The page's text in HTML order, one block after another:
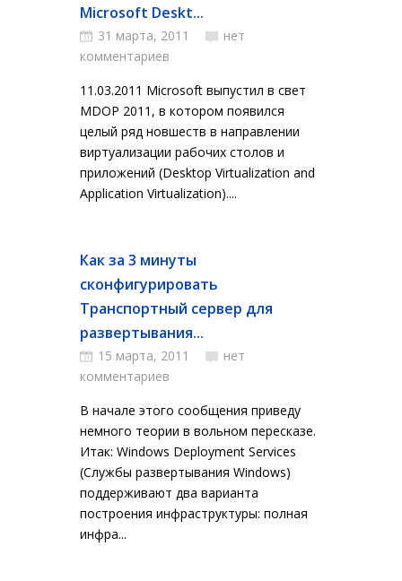
Microsoft Deskt...
31 марта, 2011
нет
комментариев
11.03.2011 Microsoft выпустил в свет
MDOP 2011, в котором появился
целый ряд новшеств в направлении
виртуализации рабочих столов и
приложений (Desktop Virtualization and
Application Virtualization)....
Как за 3 минуты
сконфигурировать
Транспортный сервер для
развертывания...
15 марта, 2011
нет
комментариев
В начале этого сообщения приведу
немного теории в вольном пересказе.
Итак: Windows Deployment Services
(Службы развертывания Windows)
поддерживают два варианта
построения инфраструктуры: полная
инфра...